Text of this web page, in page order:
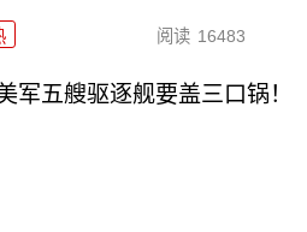
阅读 16483
军五艘驱逐舰要盖三口锅！